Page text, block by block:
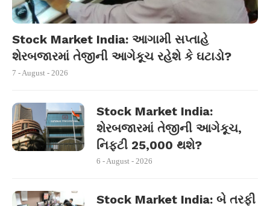
Stock Market India: આગામી સપ્તાહે
શેરબજારમાં તેજીની આગેકૂચ રહેશે કે ઘટાડો?
7 - August - 2026
Stock Market India:
શેરબજારમાં તેજીની આગેકૂચ,
નિફ્ટી 25,000 થશે?
6 - August - 2026
Stock Market India: બે તરફી